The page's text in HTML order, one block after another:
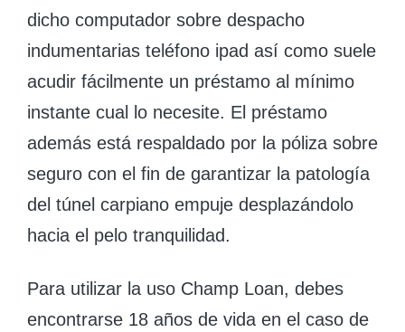
dicho computador sobre despacho
indumentarias teléfono ipad así­ como suele
acudir fácilmente un préstamo al mí­nimo
instante cual lo necesite. El préstamo
además está respaldado por la póliza sobre
seguro con el fin de garantizar la patologí­a
del túnel carpiano empuje desplazándolo
hacia el pelo tranquilidad.
Para utilizar la uso Champ Loan, debes
encontrarse 18 años de vida en el caso de